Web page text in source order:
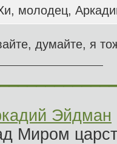
молодец,
думайте, я
Эйдман
Миром